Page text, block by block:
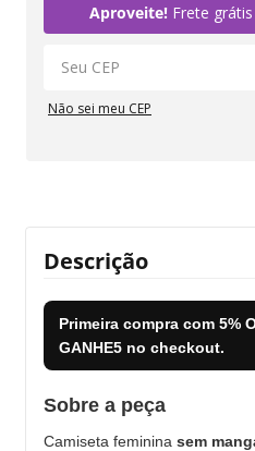
Aproveite!Frete grátis
Não sei meu CEP
Descrição
Primeira compra com 5%
GANHE5 no checkout.
Sobre a peça
Camiseta feminina sem